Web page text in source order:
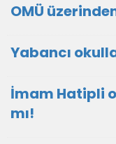
OMÜ
Yabancı
İmam Hatipli
mı!